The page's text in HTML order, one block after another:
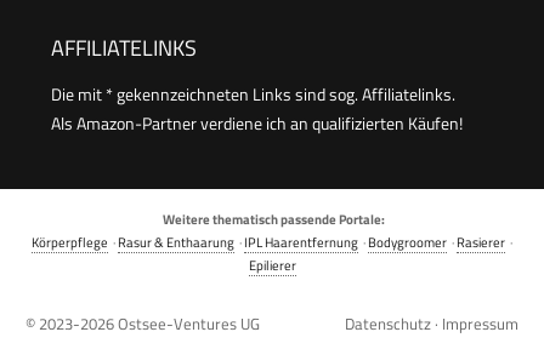
AFFILIATELINKS
Die mit * gekennzeichneten Links sind sog. Affiliatelinks.
Als Amazon-Partner verdiene ich an qualifizierten Käufen!
Weitere thematisch passende Portale:
Körperpflege ·Rasur & Enthaarung ·IPL Haarentfernung ·Bodygroomer ·Rasierer ·
Epilierer
© 2023-2026Ostsee-Ventures UG Datenschutz · Impressum